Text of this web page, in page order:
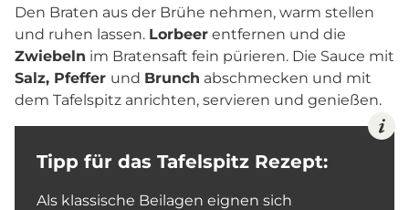
Den Braten aus der Brühe nehmen, warm stellen
und ruhen lassen. Lorbeer entfernen und die
Zwiebeln im Bratensaft fein pürieren. Die Sauce mit
Salz, Pfeffer und Brunch abschmecken und mit
dem Tafelspitz anrichten, servieren und genießen.
Tipp für das Tafelspitz Rezept:
Als klassische Beilagen eignen sich